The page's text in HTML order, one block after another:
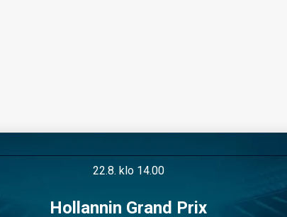
22.8. klo 14.00
Hollannin Grand Prix